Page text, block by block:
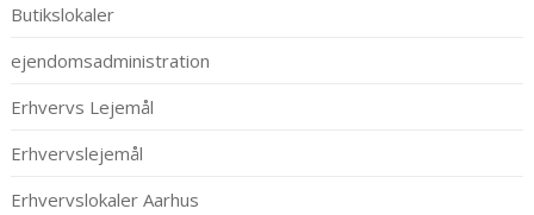
Butikslokaler
ejendomsadministration
Erhvervs Lejemål
Erhvervslejemål
Erhvervslokaler Aarhus